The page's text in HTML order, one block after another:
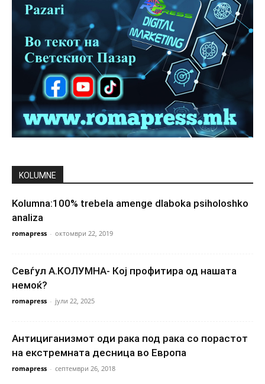
KOLUMNE
Kolumna:100% trebela amenge dlaboka psiholoshko
analiza
romapress - октомври 22, 2019
Севѓул А.КОЛУМНА- Кој профитира од нашата
немоќ?
romapress - јули 22, 2025
Антициганизмот оди рака под рака со порастот
на екстремната десница во Европа
romapress - септември 26, 2018